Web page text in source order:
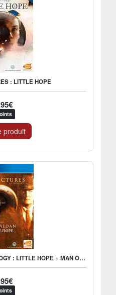
: LITTLE HOPE
produit
THE DARK PICTURES ANTHOLOGY : LITTLE HOPE + MAN OF MEDAN